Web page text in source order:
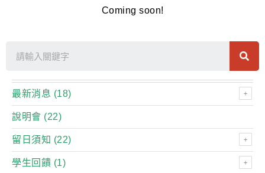
Coming soon!
最新消息 (18)
說明會 (22)
留日須知 (22)
學生回饋 (1)